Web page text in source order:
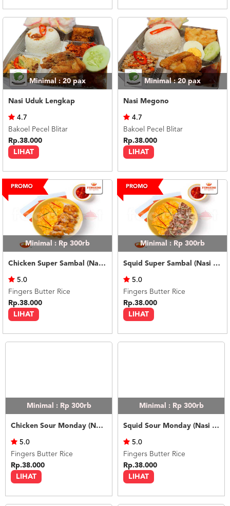
Minimal : 20pax
Nasi Uduk Lengkap
LIHAT
4.7
Bakoel Pecel Blitar
Rp.38.000
Minimal : 20pax
Nasi Megono
LIHAT
4.7
Bakoel Pecel Blitar
Rp.38.000
Minimal : Rp 300rb
Chicken Super Sambal (Nasi Putih)
LIHAT
5.0
Fingers Butter Rice
Rp.38.000
Minimal : Rp 300rb
Squid Super Sambal (Nasi Putih)
LIHAT
5.0
Fingers Butter Rice
Rp.38.000
Minimal : Rp 300rb
Chicken Sour Monday (Nasi Putih)
LIHAT
5.0
Fingers Butter Rice
Rp.38.000
Minimal : Rp 300rb
Squid Sour Monday (Nasi Putih)
LIHAT
5.0
Fingers Butter Rice
Rp.38.000